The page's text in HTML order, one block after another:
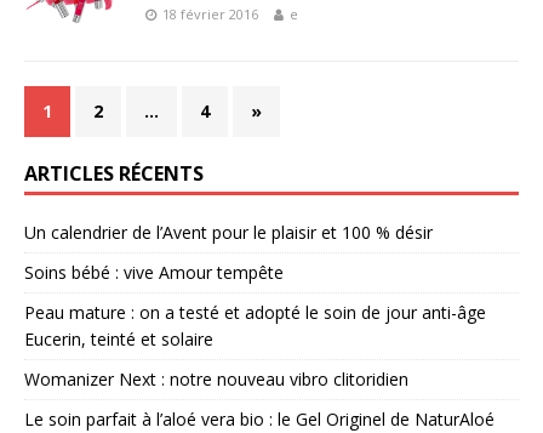
18 février 2016 e
1 2 … 4 »
ARTICLES RÉCENTS
Un calendrier de l’Avent pour le plaisir et 100 % désir
Soins bébé : vive Amour tempête
Peau mature : on a testé et adopté le soin de jour anti-âge
Eucerin, teinté et solaire
Womanizer Next : notre nouveau vibro clitoridien
Le soin parfait à l’aloé vera bio : le Gel Originel de NaturAloé